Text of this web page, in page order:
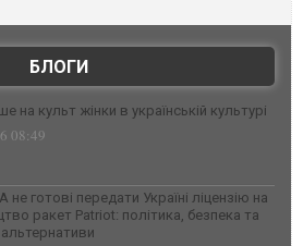
БЛОГИ
на культ жінки в українській культурі
08:49
готові передати Україні ліцензію на
ракет Patriot: політика, безпека та